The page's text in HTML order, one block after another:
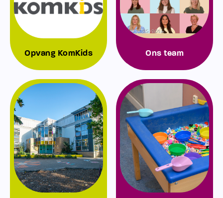
Opvang KomKids Ons team